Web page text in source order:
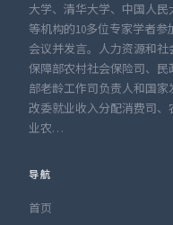
大学、清华大学、中国人民
等机构的10多位专家学者参
会议并发言。人力资源和社
保障部农村社会保险司、民
部老龄工作司负责人和国家
改委就业收入分配消费司、
业农…
导航
首页